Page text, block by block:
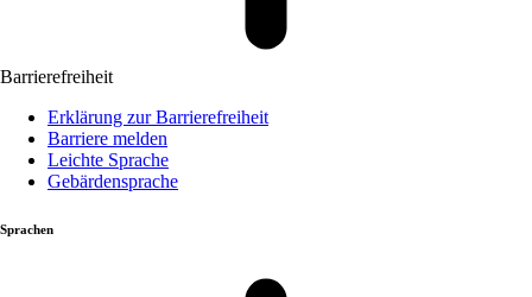
Barrierefreiheit
Erklärung zur Barrierefreiheit
Barriere melden
Leichte Sprache
Gebärdensprache
Sprachen